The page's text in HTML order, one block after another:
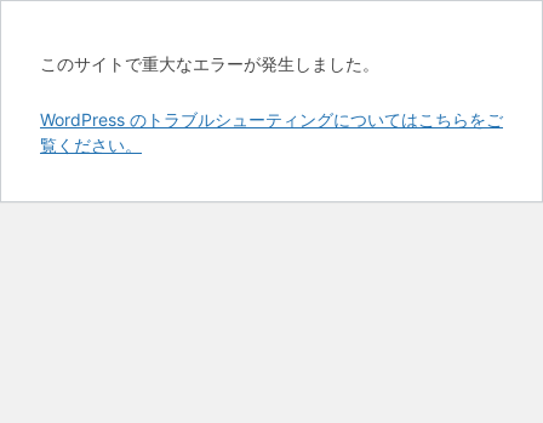
このサイトで重大なエラーが発生しました。
WordPress のトラブルシューティングについてはこちらをご
覧ください。